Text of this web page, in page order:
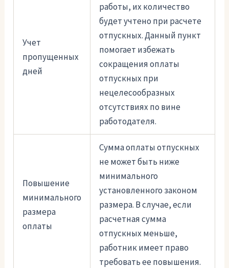
Учет
пропущенных
дней
работы, их количество
будет учтено при расчете
отпускных. Данный пункт
помогает избежать
сокращения оплаты
отпускных при
нецелесообразных
отсутствиях по вине
работодателя.
Повышение
минимального
размера
оплаты
Сумма оплаты отпускных
не может быть ниже
минимального
установленного законом
размера. В случае, если
расчетная сумма
отпускных меньше,
работник имеет право
требовать ее повышения.